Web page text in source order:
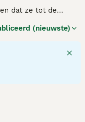
dat ze tot de
ook altijd goed in de
(nieuwste)